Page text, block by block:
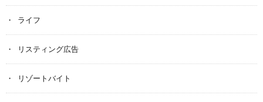
ライフ
リスティング広告
リゾートバイト